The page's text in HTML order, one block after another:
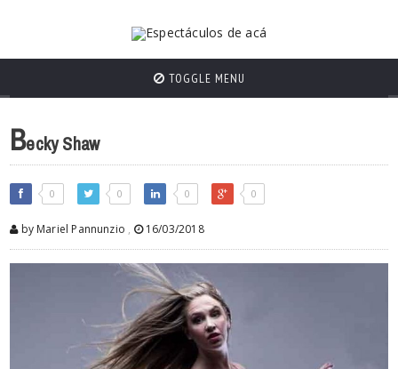
TOGGLE MENU
Becky Shaw
0 0 0 0
by Mariel Pannunzio , 16/03/2018